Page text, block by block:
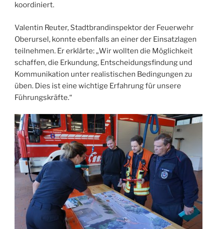
koordiniert.
Valentin Reuter, Stadtbrandinspektor der Feuerwehr
Oberursel, konnte ebenfalls an einer der Einsatzlagen
teilnehmen. Er erklärte: „Wir wollten die Möglichkeit
schaffen, die Erkundung, Entscheidungsfindung und
Kommunikation unter realistischen Bedingungen zu
üben. Dies ist eine wichtige Erfahrung für unsere
Führungskräfte.“